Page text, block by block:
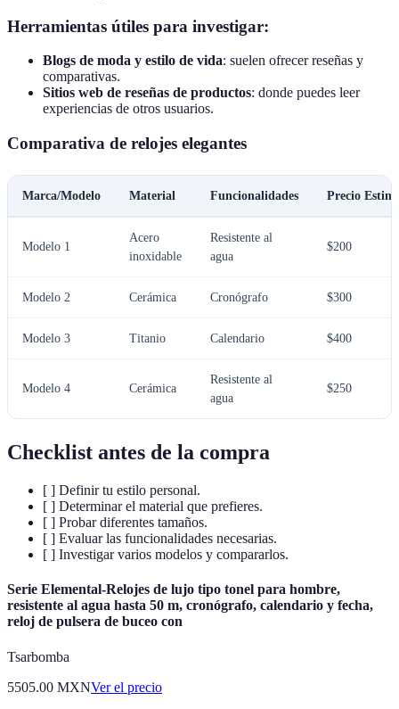
Herramientas útiles para investigar:
Blogs de moda y estilo de vida: suelen ofrecer reseñas y
comparativas.
Sitios web de reseñas de productos: donde puedes leer
experiencias de otros usuarios.
Comparativa de relojes elegantes
Marca/Modelo Material Funcionalidades Precio
Modelo 1
Acero
inoxidable
Resistente al
agua
$200
Modelo 2 Cerámica Cronógrafo $300
Modelo 3 Titanio Calendario $400
Modelo 4 Cerámica
Resistente al
agua
$250
Checklist antes de la compra
[ ] Definir tu estilo personal.
[ ] Determinar el material que prefieres.
[ ] Probar diferentes tamaños.
[ ] Evaluar las funcionalidades necesarias.
[ ] Investigar varios modelos y compararlos.
Serie Elemental-Relojes de lujo tipo tonel para hombre,
resistente al agua hasta 50 m, cronógrafo, calendario y fecha,
reloj de pulsera de buceo con
Tsarbomba
5505.00 MXNVer el precio